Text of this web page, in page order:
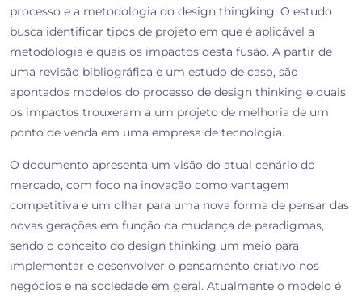
processo e a metodologia do design thingking. O estudo
busca identificar tipos de projeto em que é aplicável a
metodologia e quais os impactos desta fusão. A partir de
uma revisão bibliográfica e um estudo de caso, são
apontados modelos do processo de design thinking e quais
os impactos trouxeram a um projeto de melhoria de um
ponto de venda em uma empresa de tecnologia.
O documento apresenta um visão do atual cenário do
mercado, com foco na inovação como vantagem
competitiva e um olhar para uma nova forma de pensar das
novas gerações em função da mudança de paradigmas,
sendo o conceito do design thinking um meio para
implementar e desenvolver o pensamento criativo nos
negócios e na sociedade em geral. Atualmente o modelo é